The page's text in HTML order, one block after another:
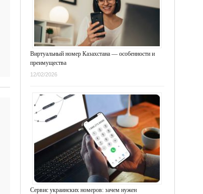
Виртуальный номер Казахстана — особенности и
преимущества
12/02/2026
Сервис украинских номеров: зачем нужен